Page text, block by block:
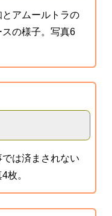
アムールトラの
の様子。写真6
は済まされない
枚。